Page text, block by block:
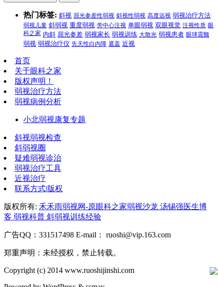
热门标签: 斜视 屈光参差性弱视 斜视性弱视 高度远视 弱视治疗方法
弱视儿童 斜弱视 重度弱视 旁中心注视 单眼弱视 双眼视觉 注视性质 眼
科之家 内斜 屈光参差 弱视家长 弱视训练 大散光 弱视患者 眼球震颤
弱视 弱视治疗仪 先天性白内障 遮盖 近视
首页
关于眼科之家
版权声明！
弱视治疗方法
弱视病例分析
小北弱视康复专题
斜视弱视检查
斜弱视圈
疑难弱视诊治
弱视治疗工具
近视治疗
联系方式|版权
版权所有: 禾禾雨弱视网-原眼科之家弱视沙龙 汤锡强医生博
客 弱视科普 斜弱视训练经验
广告QQ：331517498 E-mail： ruoshi@vip.163.com
郑重声明：未经授权，禁止转载。
Copyright (c) 2014 www.ruoshijinshi.com